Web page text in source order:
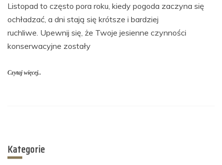
Listopad to często pora roku, kiedy pogoda zaczyna się
ochładzać, a dni stają się krótsze i bardziej
ruchliwe. Upewnij się, że Twoje jesienne czynności
konserwacyjne zostały
Czytaj więcej..
Kategorie